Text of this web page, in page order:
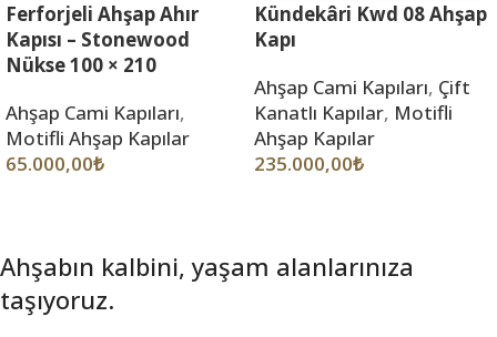
Ferforjeli Ahşap Ahır
Kapısı – Stonewood
Nükse 100 × 210
Ahşap Cami Kapıları,
Motifli Ahşap Kapılar
65.000,00₺
Kündekâri Kwd 08 Ahşap
Kapı
Ahşap Cami Kapıları, Çift
Kanatlı Kapılar, Motifli
Ahşap Kapılar
235.000,00₺
Ahşabın kalbini, yaşam alanlarınıza
taşıyoruz.